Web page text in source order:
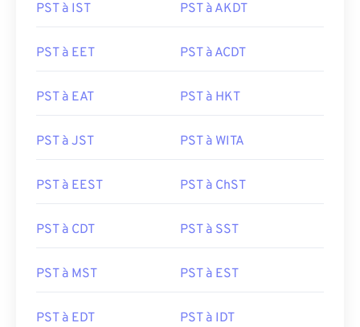
PST à IST PST à AKDT
PST à EET PST à ACDT
PST à EAT PST à HKT
PST à JST PST à WITA
PST à EEST PST à ChST
PST à CDT PST à SST
PST à MST PST à EST
PST à EDT PST à IDT